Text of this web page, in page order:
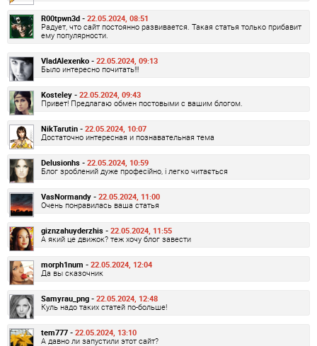
R00tpwn3d - 22.05.2024, 08:51
Радует, что сайт постоянно развивается. Такая статья только прибавит
ему популярности.
VladAlexenko - 22.05.2024, 09:13
Было интересно почитать!!!
Kosteley - 22.05.2024, 09:43
Привет! Предлагаю обмен постовыми с вашим блогом.
NikTarutin - 22.05.2024, 10:07
Достаточно интересная и познавательная тема
Delusionhs - 22.05.2024, 10:59
Блог зроблений дуже професійно, і легко читається
VasNormandy - 22.05.2024, 11:00
Очень понравилась ваша статья
giznzahuyderzhis - 22.05.2024, 11:55
А який це движок? теж хочу блог завести
morph1num - 22.05.2024, 12:04
Да вы сказочник
Samyrau_png - 22.05.2024, 12:48
Куль надо таких статей по-больше!
tem777 - 22.05.2024, 13:10
А давно ли запустили этот сайт?